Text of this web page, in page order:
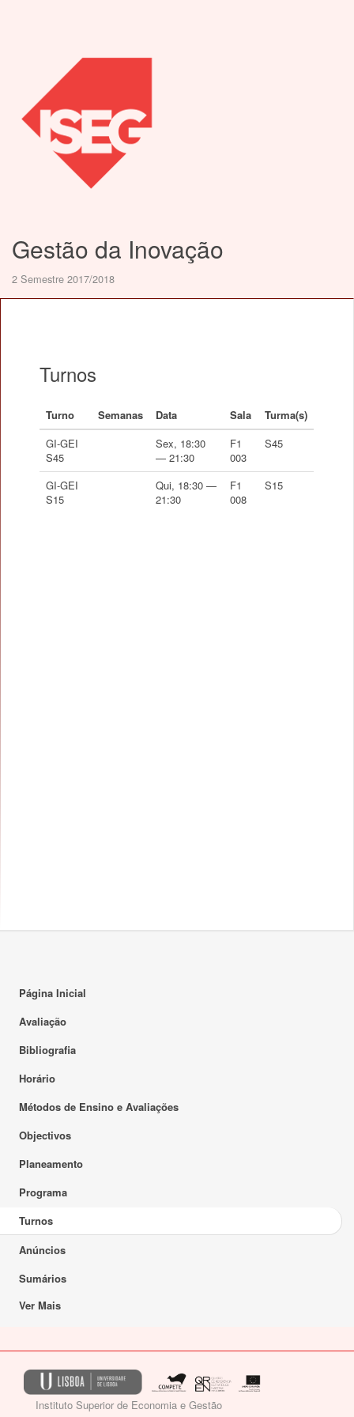
Gestão da Inovação
2 Semestre 2017/2018
Turnos
Turno Semanas Data Sala
Turma(s)
GI-GEI
S45
Sex, 18:30
— 21:30
F1
003
S45
GI-GEI
S15
Qui, 18:30 —
21:30
F1
008
S15
Página Inicial
Avaliação
Bibliografia
Horário
Métodos de Ensino e Avaliações
Objectivos
Planeamento
Programa
Turnos
Anúncios
Sumários
Ver Mais
Instituto Superior de Economia e Gestão